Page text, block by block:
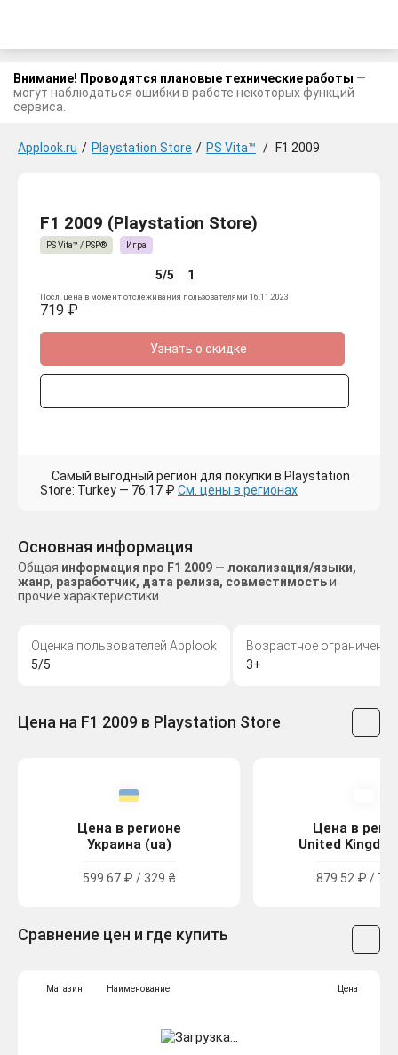
Внимание! Проводятся плановые технические работы —
могут наблюдаться ошибки в работе некоторых функций
сервиса.
Applook.ru / Playstation Store / PS Vita™ / F1 2009
F1 2009 (Playstation Store)
PS Vita™ / PSP® Игра
5/5 1
Посл. цена в момент отслеживания пользователями 16.11.2023
719 ₽
Узнать о скидке
Самый выгодный регион для покупки в Playstation
Store: Turkey — 76.17 ₽ См. цены в регионах
Основная информация
Общая информация про F1 2009 — локализация/языки,
жанр, разработчик, дата релиза, совместимостьи
прочие характеристики.
Оценка пользователей Applook
5/5
Возрастное ограничение
3+
Цена на F1 2009 в Playstation Store
Цена в регионе
Украина (ua)
599.67 ₽ / 329 ₴
Цена в
United
879.52 ₽ /
Сравнение цен и где купить
Магазин Наименование Цена